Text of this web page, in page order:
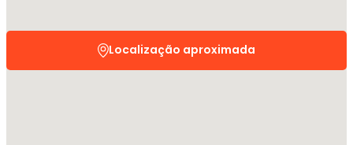
Localização aproximada